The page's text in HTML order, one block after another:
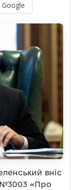
Google
вніс
№3003 «Про